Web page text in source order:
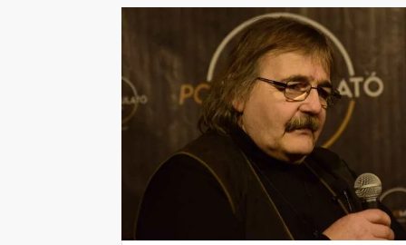
hallgat
az
ügyészség
Magyar
Péter
ügyében